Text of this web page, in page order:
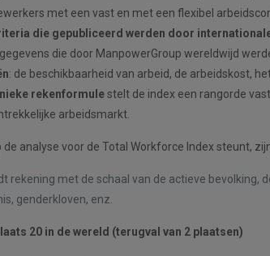
met een vast en met een flexibel
die gepubliceerd werden door
die door ManpowerGroup wereldwijd
: de beschikbaarheid van arbeid, de arbeidskost,
rekenformulestelt de index een rangorde
arbeidsmarkt.
analyse voor de Total Workforce Index steunt,
rekening met de schaal van de actieve bevolking,
genderkloven, enz.
20 in de wereld (terugval van 2 plaatsen)